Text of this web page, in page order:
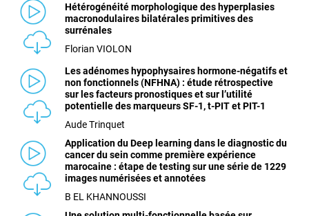
Hétérogénéité morphologique des hyperplasies
macronodulaires bilatérales primitives des
surrénales
Florian VIOLON
Les adénomes hypophysaires hormone-négatifs et
non fonctionnels (NFHNA) : étude rétrospective
sur les facteurs pronostiques et sur l’utilité
potentielle des marqueurs SF-1, t-PIT et PIT-1
Aude Trinquet
Application du Deep learning dans le diagnostic du
cancer du sein comme première expérience
marocaine : étape de testing sur une série de 1229
images numérisées et annotées
B EL KHANNOUSSI